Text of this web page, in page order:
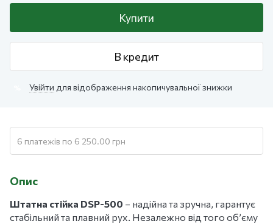
Купити
В кредит
Увійти для відображення накопичувальної знижки
6 платежів по 6 250.00 грн
Опис
Штатна стійка DSP-500 – надійна та зручна, гарантує
стабільний та плавний рух. Незалежно від того об’єму